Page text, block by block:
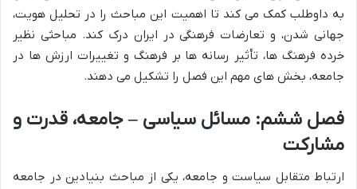
به داوطلب کمک می کند تا اهمیت این مباحث را در تحلیل هویت،
جهانی شدن، و تعارضات فرهنگی در ایران درک کند. مباحثی نظیر
خرده فرهنگ ها، تأثیر رسانه ها بر فرهنگ و تغییرات ارزش ها در
جامعه، بخش های مهم این فصل را تشکیل می دهند.
فصل ششم: مسائل سیاسی – جامعه، قدرت و
مشارکت
ارتباط متقابل سیاست و جامعه، یکی از مباحث بنیادین در جامعه